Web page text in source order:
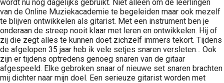
wordt nu nog dagelijks gebruikt. Niet alleen om de leerlingen
van de Online Muziekacademie te begeleiden maar ook mezelf
te blijven ontwikkelen als gitarist. Met een instrument ben je
onderaan de streep nooit klaar met leren en ontwikkelen. Hij of
zij die zegt alles te kunnen doet zichzelf immers tekort. Tijdens
de afgelopen 35 jaar heb ik vele setjes snaren versleten... Ook
zijn er tijdens optredens genoeg snaren van de gitaar
afgespeeld. Elke gebroken snaar of nieuwe set snaren brachten
mij dichter naar mijn doel. Een serieuze gitarist worden met